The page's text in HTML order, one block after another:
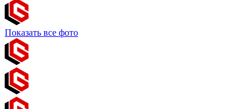
Показать все фото